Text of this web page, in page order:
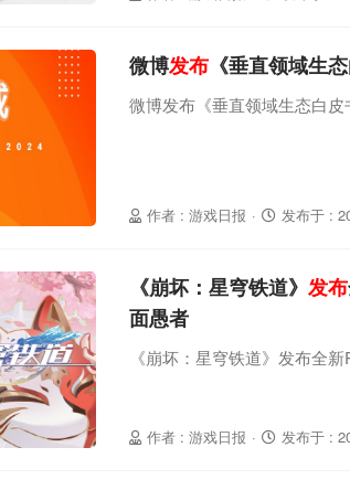
作者 : 游戏日报 · 发布于 :
微博发布 《垂直领域生
微博发布《垂直领域生态白
作者 : 游戏日报 · 发布于 :
《崩坏：星穹铁道》 发布
面愚者
《崩坏：星穹铁道》发布全